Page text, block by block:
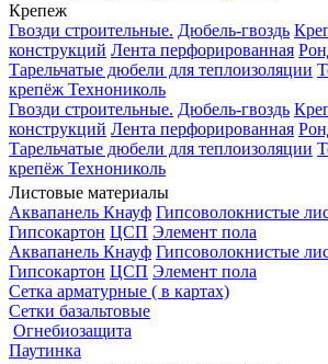
Крепеж
Гвозди строительные. Дюбель-гвоздь
конструкций Лента перфорированная
Тарельчатые дюбели для теплоизоляции
крепёж Технониколь
Гвозди строительные. Дюбель-гвоздь
конструкций Лента перфорированная
Тарельчатые дюбели для теплоизоляции
крепёж Технониколь
Листовые материалы
Аквапанель Кнауф Гипсоволокнистые
Гипсокартон ЦСП Элемент пола
Аквапанель Кнауф Гипсоволокнистые
Гипсокартон ЦСП Элемент пола
Сетка арматурные ( в картах)
Сетки базальтовые
Огнебиозащита
Паутинка